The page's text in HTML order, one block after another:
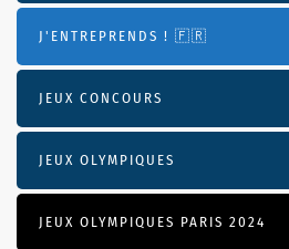
J'ENTREPRENDS ! 🇫🇷
JEUX CONCOURS
JEUX OLYMPIQUES
JEUX OLYMPIQUES PARIS 2024